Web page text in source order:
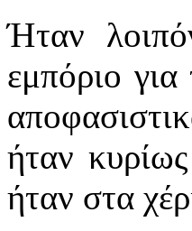
Ήταν
εμπόριο
ήταν
ήταν στα